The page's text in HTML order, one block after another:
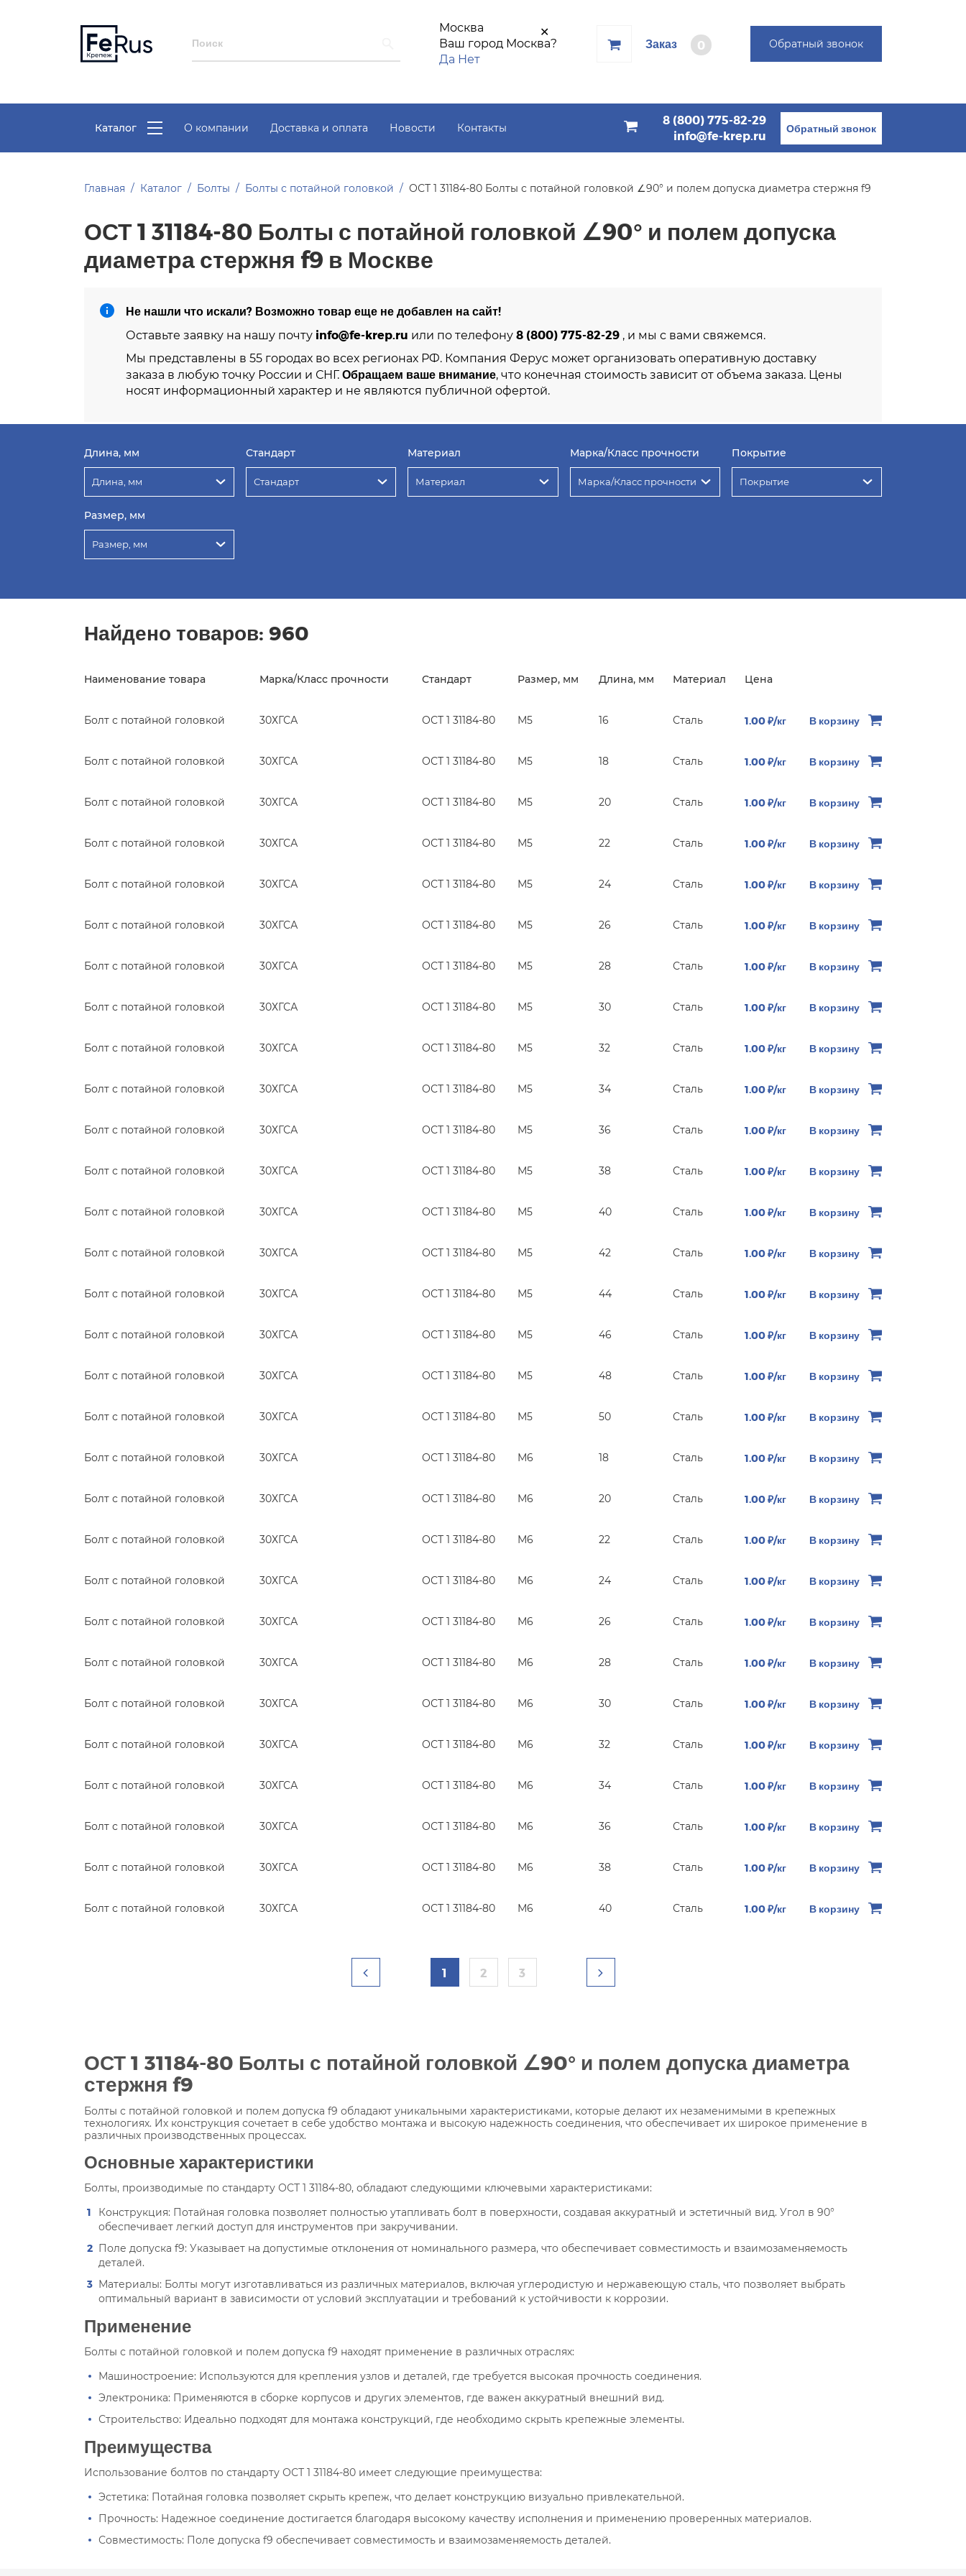
Москва
✕
Ваш город Москва?
Да Нет
Заказ 0 Обратный звонок
Каталог О компании Доставка и оплата Новости Контакты
8 (800) 775-82-29
info@fe-krep.ru
Обратный звонок
Главная Каталог Болты Болты с потайной головкой ОСТ 1 31184-80 Болты с потайной головкой ∠90° и полем допуска диаметра стержня f9
ОСТ 1 31184-80 Болты с потайной головкой ∠90° и полем допуска
диаметра стержня f9 в Москве
Не нашли что искали? Возможно товар еще не добавлен на сайт!
Оставьте заявку на нашу почту info@fe-krep.ru или по телефону 8 (800) 775-82-29 , и мы с вами свяжемся.
Мы представлены в 55 городах во всех регионах РФ. Компания Ферус может организовать оперативную доставку
заказа в любую точку России и СНГ. Обращаем ваше внимание, что конечная стоимость зависит от объема заказа. Цены
носят информационный характер и не являются публичной офертой.
Длина, мм
Длина, мм
Стандарт
Стандарт
Материал
Материал
Марка/Класс прочности
Марка/Класс прочности
Покрытие
Покрытие
Размер, мм
Размер, мм
Найдено товаров: 960
Наименование товара Марка/Класс прочности Стандарт Размер, мм Длина, мм Материал Цена
Болт с потайной головкой 30ХГСА ОСТ 1 31184-80 М5 16 Сталь 1.00 ₽/кг В корзину
Болт с потайной головкой 30ХГСА ОСТ 1 31184-80 М5 18 Сталь 1.00 ₽/кг В корзину
Болт с потайной головкой 30ХГСА ОСТ 1 31184-80 М5 20 Сталь 1.00 ₽/кг В корзину
Болт с потайной головкой 30ХГСА ОСТ 1 31184-80 М5 22 Сталь 1.00 ₽/кг В корзину
Болт с потайной головкой 30ХГСА ОСТ 1 31184-80 М5 24 Сталь 1.00 ₽/кг В корзину
Болт с потайной головкой 30ХГСА ОСТ 1 31184-80 М5 26 Сталь 1.00 ₽/кг В корзину
Болт с потайной головкой 30ХГСА ОСТ 1 31184-80 М5 28 Сталь 1.00 ₽/кг В корзину
Болт с потайной головкой 30ХГСА ОСТ 1 31184-80 М5 30 Сталь 1.00 ₽/кг В корзину
Болт с потайной головкой 30ХГСА ОСТ 1 31184-80 М5 32 Сталь 1.00 ₽/кг В корзину
Болт с потайной головкой 30ХГСА ОСТ 1 31184-80 М5 34 Сталь 1.00 ₽/кг В корзину
Болт с потайной головкой 30ХГСА ОСТ 1 31184-80 М5 36 Сталь 1.00 ₽/кг В корзину
Болт с потайной головкой 30ХГСА ОСТ 1 31184-80 М5 38 Сталь 1.00 ₽/кг В корзину
Болт с потайной головкой 30ХГСА ОСТ 1 31184-80 М5 40 Сталь 1.00 ₽/кг В корзину
Болт с потайной головкой 30ХГСА ОСТ 1 31184-80 М5 42 Сталь 1.00 ₽/кг В корзину
Болт с потайной головкой 30ХГСА ОСТ 1 31184-80 М5 44 Сталь 1.00 ₽/кг В корзину
Болт с потайной головкой 30ХГСА ОСТ 1 31184-80 М5 46 Сталь 1.00 ₽/кг В корзину
Болт с потайной головкой 30ХГСА ОСТ 1 31184-80 М5 48 Сталь 1.00 ₽/кг В корзину
Болт с потайной головкой 30ХГСА ОСТ 1 31184-80 М5 50 Сталь 1.00 ₽/кг В корзину
Болт с потайной головкой 30ХГСА ОСТ 1 31184-80 М6 18 Сталь 1.00 ₽/кг В корзину
Болт с потайной головкой 30ХГСА ОСТ 1 31184-80 М6 20 Сталь 1.00 ₽/кг В корзину
Болт с потайной головкой 30ХГСА ОСТ 1 31184-80 М6 22 Сталь 1.00 ₽/кг В корзину
Болт с потайной головкой 30ХГСА ОСТ 1 31184-80 М6 24 Сталь 1.00 ₽/кг В корзину
Болт с потайной головкой 30ХГСА ОСТ 1 31184-80 М6 26 Сталь 1.00 ₽/кг В корзину
Болт с потайной головкой 30ХГСА ОСТ 1 31184-80 М6 28 Сталь 1.00 ₽/кг В корзину
Болт с потайной головкой 30ХГСА ОСТ 1 31184-80 М6 30 Сталь 1.00 ₽/кг В корзину
Болт с потайной головкой 30ХГСА ОСТ 1 31184-80 М6 32 Сталь 1.00 ₽/кг В корзину
Болт с потайной головкой 30ХГСА ОСТ 1 31184-80 М6 34 Сталь 1.00 ₽/кг В корзину
Болт с потайной головкой 30ХГСА ОСТ 1 31184-80 М6 36 Сталь 1.00 ₽/кг В корзину
Болт с потайной головкой 30ХГСА ОСТ 1 31184-80 М6 38 Сталь 1.00 ₽/кг В корзину
Болт с потайной головкой 30ХГСА ОСТ 1 31184-80 М6 40 Сталь 1.00 ₽/кг В корзину
1 2 3
ОСТ 1 31184-80 Болты с потайной головкой ∠90° и полем допуска диаметра
стержня f9
Болты с потайной головкой и полем допуска f9 обладают уникальными характеристиками, которые делают их незаменимыми в крепежных
технологиях. Их конструкция сочетает в себе удобство монтажа и высокую надежность соединения, что обеспечивает их широкое применение в
различных производственных процессах.
Основные характеристики
Болты, производимые по стандарту ОСТ 1 31184-80, обладают следующими ключевыми характеристиками:
Конструкция: Потайная головка позволяет полностью утапливать болт в поверхности, создавая аккуратный и эстетичный вид. Угол в 90°
обеспечивает легкий доступ для инструментов при закручивании.
Поле допуска f9: Указывает на допустимые отклонения от номинального размера, что обеспечивает совместимость и взаимозаменяемость
деталей.
Материалы: Болты могут изготавливаться из различных материалов, включая углеродистую и нержавеющую сталь, что позволяет выбрать
оптимальный вариант в зависимости от условий эксплуатации и требований к устойчивости к коррозии.
Применение
Болты с потайной головкой и полем допуска f9 находят применение в различных отраслях:
Машиностроение: Используются для крепления узлов и деталей, где требуется высокая прочность соединения.
Электроника: Применяются в сборке корпусов и других элементов, где важен аккуратный внешний вид.
Строительство: Идеально подходят для монтажа конструкций, где необходимо скрыть крепежные элементы.
Преимущества
Использование болтов по стандарту ОСТ 1 31184-80 имеет следующие преимущества:
Эстетика: Потайная головка позволяет скрыть крепеж, что делает конструкцию визуально привлекательной.
Прочность: Надежное соединение достигается благодаря высокому качеству исполнения и применению проверенных материалов.
Совместимость: Поле допуска f9 обеспечивает совместимость и взаимозаменяемость деталей.